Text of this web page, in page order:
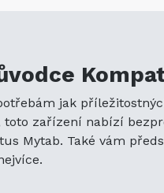
snadná, i pro nováčky.
prostor:
S
slotu pro microSD
a videa.
Mytab
jak
zařízení nabízí
Mytab. Také vám